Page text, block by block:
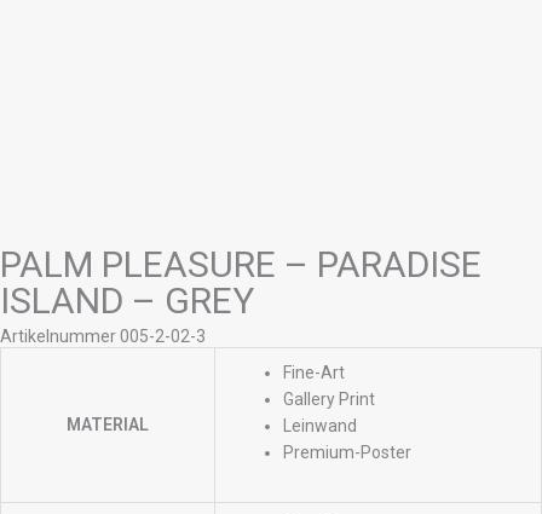
PALM PLEASURE – PARADISE
ISLAND – GREY
Artikelnummer 005-2-02-3
MATERIAL
Fine-Art
Gallery Print
Leinwand
Premium-Poster